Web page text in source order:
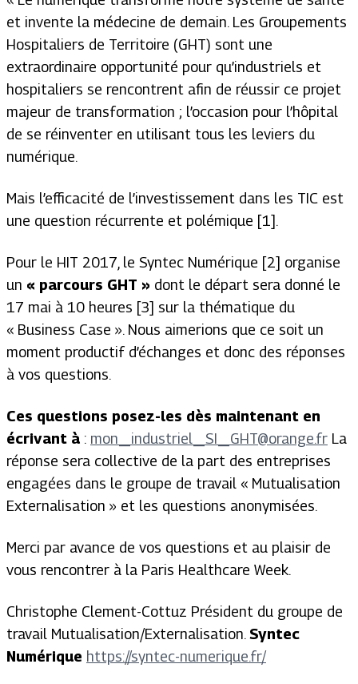
et invente la médecine de demain. Les Groupements
Hospitaliers de Territoire (GHT) sont une
extraordinaire opportunité pour qu’industriels et
hospitaliers se rencontrent afin de réussir ce projet
majeur de transformation ; l’occasion pour l’hôpital
de se réinventer en utilisant tous les leviers du
numérique.
Mais l’efficacité de l’investissement dans les TIC est
une question récurrente et polémique [1].
Pour le HIT 2017, le Syntec Numérique [2] organise
un « parcours GHT » dont le départ sera donné le
17 mai à 10 heures [3] sur la thématique du
« Business Case ». Nous aimerions que ce soit un
moment productif d’échanges et donc des réponses
à vos questions.
Ces questions posez-les dès maintenant en
écrivant à : mon_industriel_SI_GHT@orange.fr La
réponse sera collective de la part des entreprises
engagées dans le groupe de travail « Mutualisation
Externalisation » et les questions anonymisées.
Merci par avance de vos questions et au plaisir de
vous rencontrer à la Paris Healthcare Week.
Christophe Clement-Cottuz Président du groupe de
travail Mutualisation/Externalisation. Syntec
Numérique https://syntec-numerique.fr/